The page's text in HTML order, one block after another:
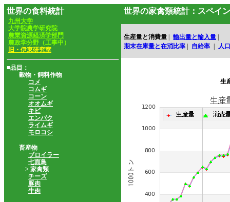
世界の食料統計
九州大学
大学院農学研究院
農業資源経済学部門
農政学分野（工事中）
旧・伊東研究室
■品目：
穀物・飼料作物
コメ
コムギ
コーン
オオムギ
キビ
エンバク
ライムギ
モロコシ
畜産物
ブロイラー
七面鳥
> 家禽類
チーズ
豚肉
牛肉
世界の家禽類統計：スペイン
生産量と消費量 輸出量と輸入量
期末在庫量と在消比率
自給率 人口
生